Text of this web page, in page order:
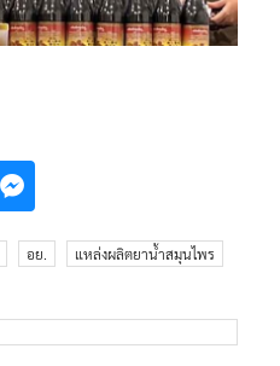
อย. แหล่งผลิตยาน้ำสมุนไพร